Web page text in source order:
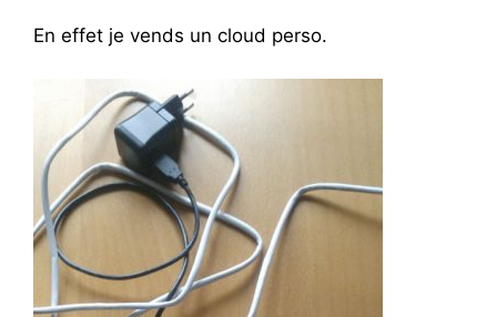
En effet je vends un cloud perso.